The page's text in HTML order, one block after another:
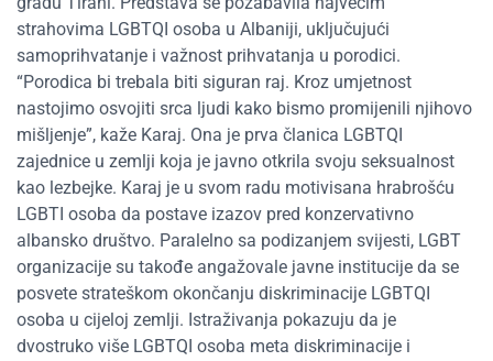
strahovima LGBTQI osoba u Albaniji, uključujući
samoprihvatanje i važnost prihvatanja u porodici.
“Porodica bi trebala biti siguran raj. Kroz umjetnost
nastojimo osvojiti srca ljudi kako bismo promijenili njihovo
mišljenje”, kaže Karaj. Ona je prva članica LGBTQI
zajednice u zemlji koja je javno otkrila svoju seksualnost
kao lezbejke. Karaj je u svom radu motivisana hrabrošću
LGBTI osoba da postave izazov pred konzervativno
albansko društvo. Paralelno sa podizanjem svijesti, LGBT
organizacije su takođe angažovale javne institucije da se
posvete strateškom okončanju diskriminacije LGBTQI
osoba u cijeloj zemlji. Istraživanja pokazuju da je
dvostruko više LGBTQI osoba meta diskriminacije i